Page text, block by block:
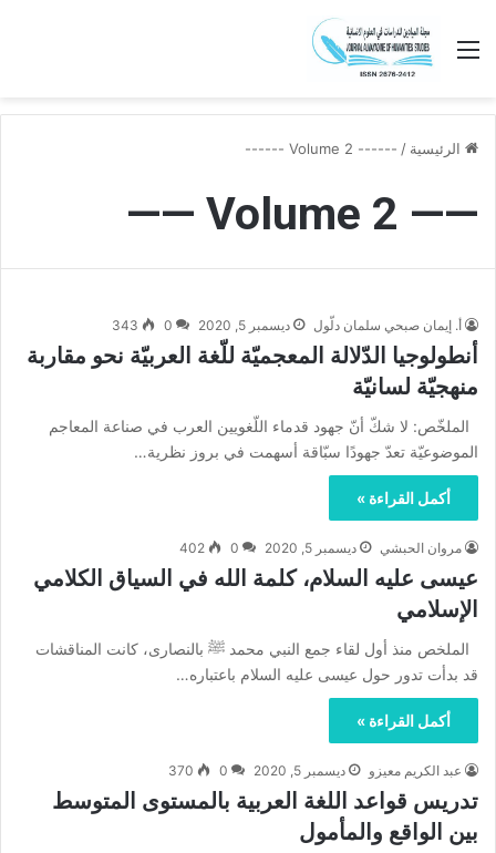
القائمة
الرئيسية /
------ Volume 2 ------
—— Volume 2 ——
أ. إيمان صبحي سلمان دلّول ديسمبر 5, 2020 0
343
أنطولوجيا الدّلالة المعجميّة للّغة العربيّة نحو مقاربة
منهجيّة لسانيّة
الملخّص: لا شكّ أنّ جهود قدماء اللّغويين العرب في صناعة المعاجم
الموضوعيّة تعدّ جهودًا سبّاقة أسهمت في بروز نظرية…
أكمل القراءة »
مروان الحبشي ديسمبر 5, 2020 0
402
عيسى عليه السلام، كلمة الله في السياق الكلامي
الإسلامي
الملخص منذ أول لقاء جمع النبي محمد ﷺ بالنصارى، كانت المناقشات
قد بدأت تدور حول عيسى عليه السلام باعتباره…
أكمل القراءة »
عبد الكريم معيزو ديسمبر 5, 2020 0
370
تدريس قواعد اللغة العربية بالمستوى المتوسط
بين الواقع والمأمول